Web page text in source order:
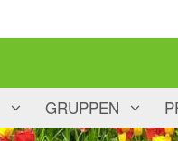
GRUPPEN